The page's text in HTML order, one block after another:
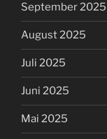
September 2025
August 2025
Juli 2025
Juni 2025
Mai 2025